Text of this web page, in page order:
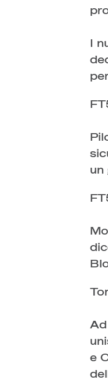
I
un
Ad
e